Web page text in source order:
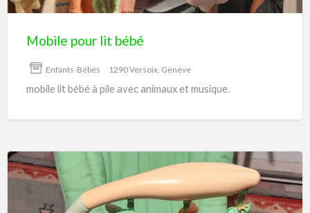
Mobile pour lit bébé
Enfants-Bébés 1290 Versoix, Genève
mobile lit bébé à pile avec animaux et musique.
Maxi